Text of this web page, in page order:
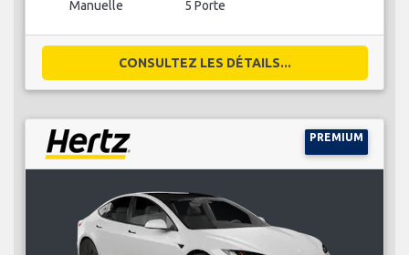
Manuelle 5 Porte
CONSULTEZ LES DÉTAILS...
PREMIUM